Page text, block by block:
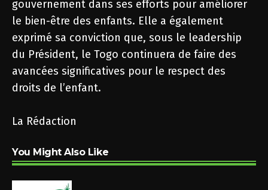
gouvernement dans ses efforts pour améliorer
le bien-être des enfants. Elle a également
exprimé sa conviction que, sous le leadership
du Président, le Togo continuera de faire des
avancées significatives pour le respect des
droits de l’enfant.
La Rédaction
You Might Also Like